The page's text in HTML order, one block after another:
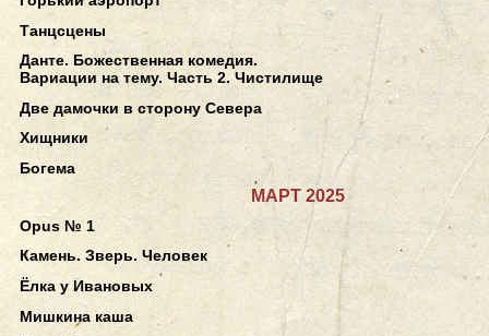
Танцсцены
Данте. Божественная комедия.
Вариации на тему. Часть 2. Чистилище
Две дамочки в сторону Севера
Хищники
Богема
МАРТ 2025
Opus № 1
Камень. Зверь. Человек
Ёлка у Ивановых
Мишкина каша